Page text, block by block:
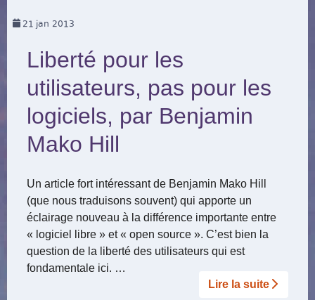
21 jan 2013
Liberté pour les
utilisateurs, pas pour les
logiciels, par Benjamin
Mako Hill
Un article fort intéressant de Benjamin Mako Hill
(que nous traduisons souvent) qui apporte un
éclairage nouveau à la différence importante entre
« logiciel libre » et « open source ». C’est bien la
question de la liberté des utilisateurs qui est
fondamentale ici. …
Lire la suite­­